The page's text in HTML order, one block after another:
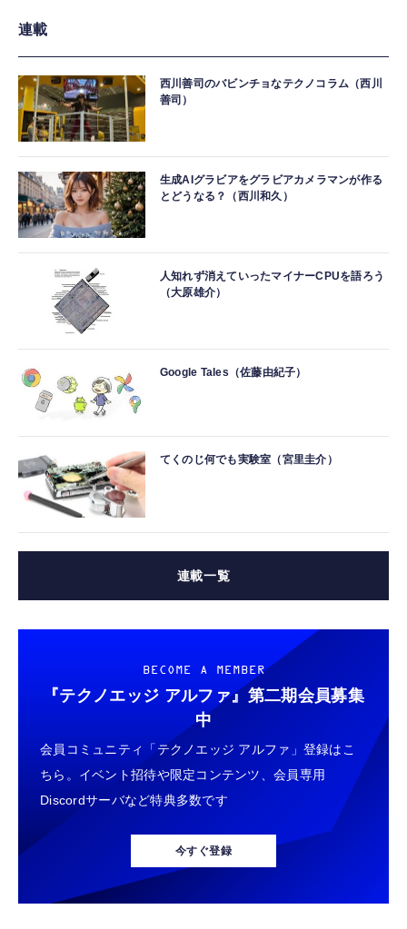
連載
西川善司のバビンチョなテクノコラム（西川
善司）
生成AIグラビアをグラビアカメラマンが作る
とどうなる？（西川和久）
人知れず消えていったマイナーCPUを語ろう
（大原雄介）
Google Tales（佐藤由紀子）
てくのじ何でも実験室（宮里圭介）
連載一覧
BECOME A MEMBER
『テクノエッジ アルファ』 第二期会員募集
中
会員コミュニティ「テクノエッジ アルファ」登録はこ
ちら。イベント招待や限定コンテンツ、会員専用
Discordサーバなど特典多数です
今すぐ登録